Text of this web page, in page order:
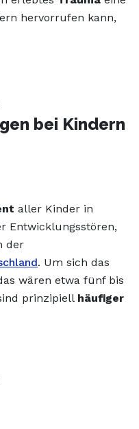
hervorrufen kann,
bei Kindern
aller Kinder in
Entwicklungsstören,
der
. Um sich das
wären etwa fünf bis
prinzipiell häufiger